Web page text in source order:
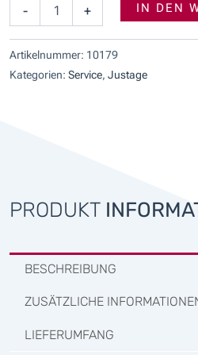
-
Kanalbaulaser
+ IN DEN
Artikelnummer: 10179
Kategorien: Service, Justage
PRODUKT
BESCHREIBUNG
ZUSÄTZLICHE
LIEFERUMFANG